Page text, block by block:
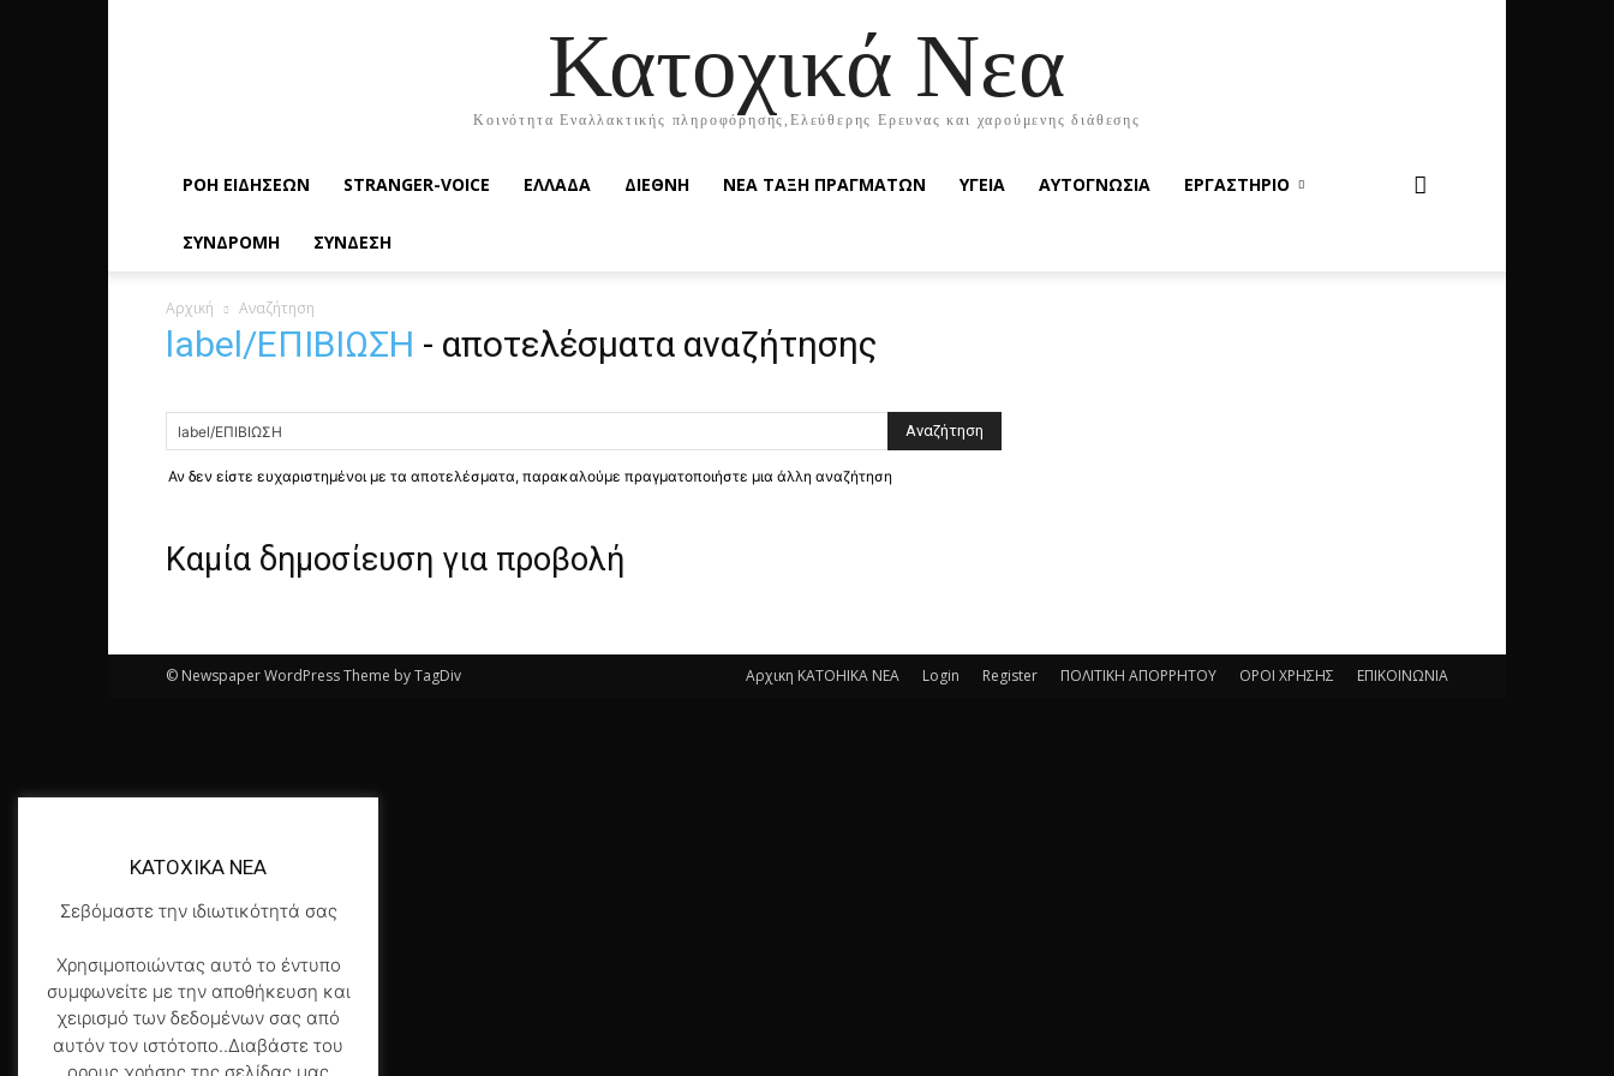
Κατοχικά Νεα
Κοινότητα Εναλλακτικής πληροφόρησης,Ελεύθερης Ερευνας και χαρούμενης διάθεσης
ΡΟΉ ΕΙΔΉΣΕΩΝ STRANGER-VOICE ΕΛΛΑΔΑ ΔΙΕΘΝΗ ΝΕΑ ΤΑΞΗ ΠΡΑΓΜΑΤΩΝ ΥΓΕΙΑ ΑΥΤΟΓΝΩΣΙΑ ΕΡΓΑΣΤΗΡΙΟ
ΣΥΝΔΡΟΜΗ ΣΥΝΔΕΣΗ
Αρχική Αναζήτηση
label/ΕΠΙΒΙΩΣΗ - αποτελέσματα αναζήτησης
Αν δεν είστε ευχαριστημένοι με τα αποτελέσματα, παρακαλούμε πραγματοποιήστε μια άλλη αναζήτηση
Καμία δημοσίευση για προβολή
Αρχικη KATOHIKA NEA Login Register ΠΟΛΙΤΙΚΗ ΑΠΟΡΡΗΤΟΥ ΟΡΟΙ ΧΡΗΣΗΣ ΕΠΙΚΟΙΝΩΝΙΑ
© Newspaper WordPress Theme by TagDiv
KATOXIKA NEA
Σεβόμαστε την ιδιωτικότητά σας
Χρησιμοποιώντας αυτό το έντυπο
συμφωνείτε με την αποθήκευση και
χειρισμό των δεδομένων σας από
αυτόν τον ιστότοπο..Διαβάστε του